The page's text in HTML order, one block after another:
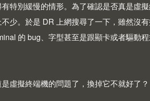
特別緩慢的情形。為了確認是否真是虛
少。於是 DR 上網搜尋了一下，雖然沒
的 bug、字型甚至是跟顯卡或者驅動
虛擬終端機的問題了，換掉它不就好了？